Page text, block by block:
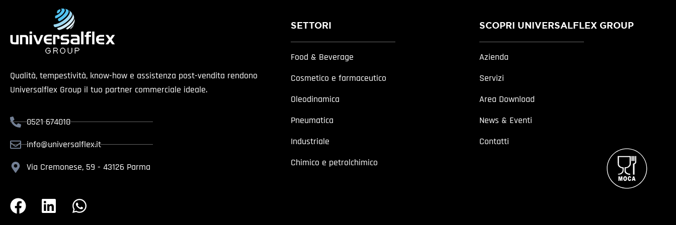
Qualità, tempestività, know-how e assistenza post-vendita rendono
Universalflex Group il tuo partner commerciale ideale.
0521 674018
info@universalflex.it
Via Cremonese, 59 - 43126 Parma
SETTORI
Food & Beverage
Cosmetico e farmaceutico
Oleodinamica
Pneumatica
Industriale
Chimico e petrolchimico
SCOPRI UNIVERSALFLEX GROUP
Azienda
Servizi
Area Download
News & Eventi
Contatti